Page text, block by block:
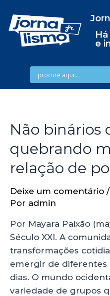
e
Não binários
quebrando
relação de
Deixe um comentário
Por admin
Por Mayara Paixão
Século XXI. A
transformações
emergir de diferentes
dias. O mundo
variedade de grupos